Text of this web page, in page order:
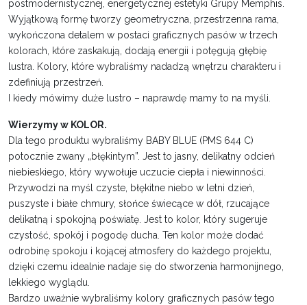
postmodernistycznej, energetycznej estetyki Grupy Memphis.
Wyjątkową formę tworzy geometryczna, przestrzenna rama,
wykończona detalem w postaci graficznych pasów w trzech
kolorach, które zaskakują, dodają energii i potęgują głębię
lustra. Kolory, które wybraliśmy nadadzą wnętrzu charakteru i
zdefiniują przestrzeń.
I kiedy mówimy duże lustro – naprawdę mamy to na myśli.
Wierzymy w KOLOR.
Dla tego produktu wybraliśmy BABY BLUE (PMS 644 C)
potocznie zwany „błękintym”. Jest to jasny, delikatny odcień
niebieskiego, który wywołuje uczucie ciepła i niewinności.
Przywodzi na myśl czyste, błękitne niebo w letni dzień,
puszyste i białe chmury, słońce świecące w dół, rzucające
delikatną i spokojną poświatę. Jest to kolor, który sugeruje
czystość, spokój i pogodę ducha. Ten kolor może dodać
odrobinę spokoju i kojącej atmosfery do każdego projektu,
dzięki czemu idealnie nadaje się do stworzenia harmonijnego,
lekkiego wyglądu.
Bardzo uważnie wybraliśmy kolory graficznych pasów tego